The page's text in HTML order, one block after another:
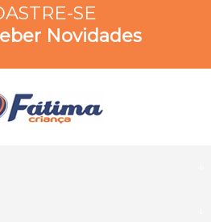
SE
Novidades